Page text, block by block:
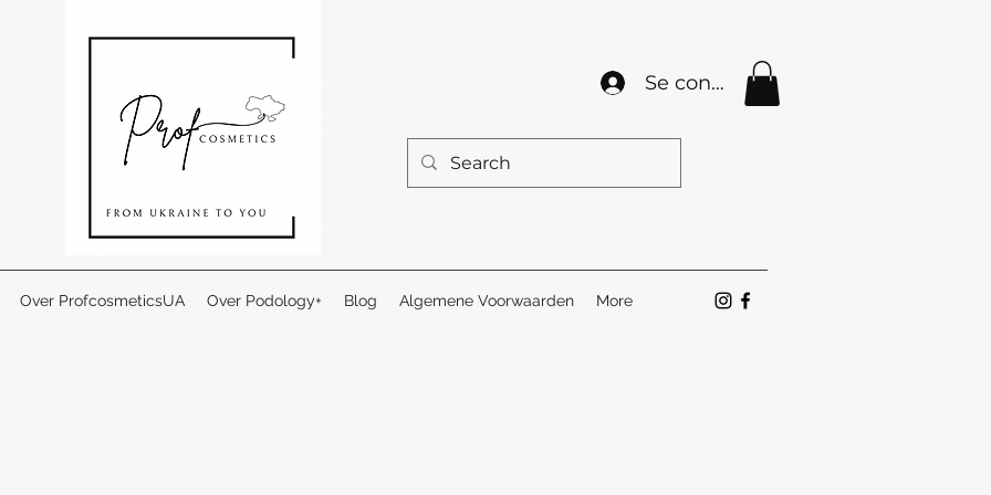
Se connecter
Over ProfcosmeticsUA Over Podology+ Blog Algemene Voorwaarden More